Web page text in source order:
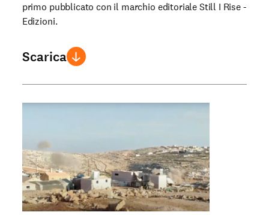
primo pubblicato con il marchio editoriale Still I Rise -
Edizioni.
Scarica